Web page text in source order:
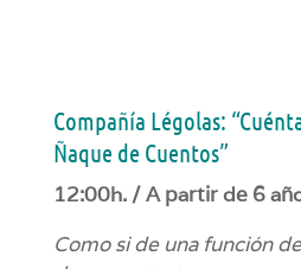
Compañía Légolas:
Ñaque de Cuentos”
12:00h. / A partir de 6
Como si de una función